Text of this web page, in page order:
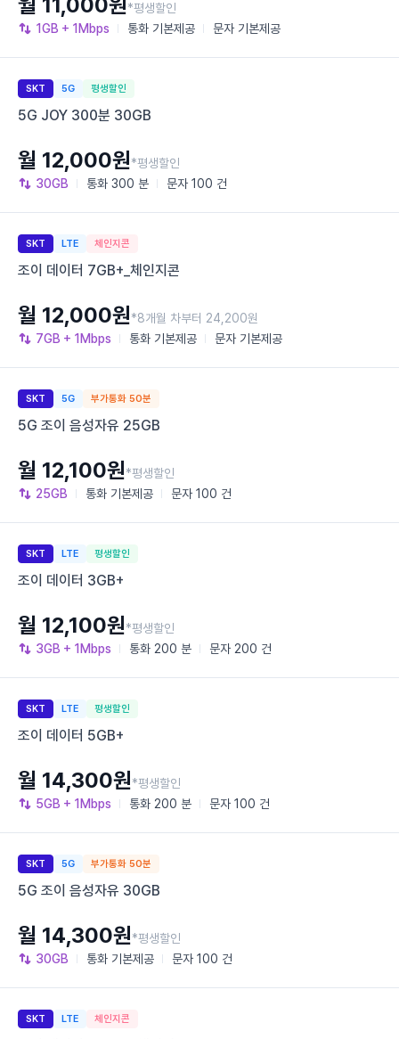
1GB + 1Mbps 통화 기본제공 문자 기본제공
*평생할인
SKT 5G 평생할인
5G JOY 300분 30GB
30GB 통화 300 분 문자 100 건
월 12,000원*평생할인
SKT LTE 체인지콘
조이 데이터 7GB+_체인지콘
7GB + 1Mbps 통화 기본제공 문자 기본제공
월 12,000원*8개월 차부터 24,200원
SKT 5G 부가통화 50분
5G 조이 음성자유 25GB
25GB 통화 기본제공 문자 100 건
월 12,100원*평생할인
SKT LTE 평생할인
조이 데이터 3GB+
3GB + 1Mbps 통화 200 분 문자 200 건
월 12,100원*평생할인
SKT LTE 평생할인
조이 데이터 5GB+
5GB + 1Mbps 통화 200 분 문자 100 건
월 14,300원*평생할인
SKT 5G 부가통화 50분
5G 조이 음성자유 30GB
30GB 통화 기본제공 문자 100 건
월 14,300원*평생할인
SKT LTE 체인지콘